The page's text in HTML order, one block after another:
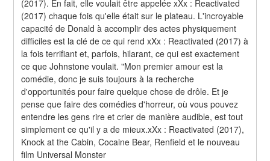
(2017). En fait, elle voulait être appelée xXx : Reactivated
(2017) chaque fois qu'elle était sur le plateau. L'incroyable
capacité de Donald à accomplir des actes physiquement
difficiles est la clé de ce qui rend xXx : Reactivated (2017) à
la fois terrifiant et, parfois, hilarant, ce qui est exactement
ce que Johnstone voulait. "Mon premier amour est la
comédie, donc je suis toujours à la recherche
d'opportunités pour faire quelque chose de drôle. Et je
pense que faire des comédies d'horreur, où vous pouvez
entendre les gens rire et crier de manière audible, est tout
simplement ce qu'il y a de mieux.xXx : Reactivated (2017),
Knock at the Cabin, Cocaine Bear, Renfield et le nouveau
film Universal Monster